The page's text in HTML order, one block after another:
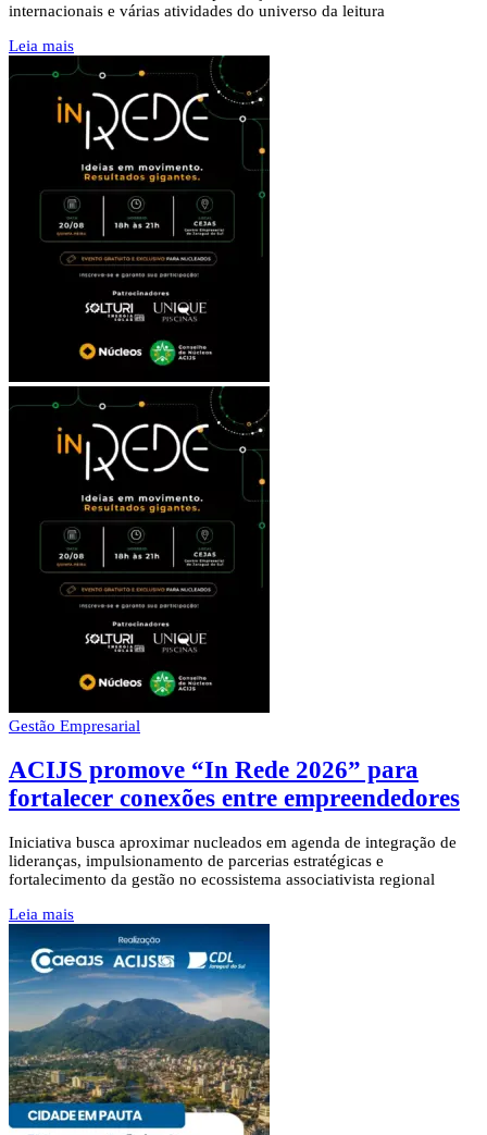
internacionais e várias atividades do universo da leitura
Leia mais
Gestão Empresarial
ACIJS promove “In Rede 2026” para
fortalecer conexões entre empreendedores
Iniciativa busca aproximar nucleados em agenda de integração de
lideranças, impulsionamento de parcerias estratégicas e
fortalecimento da gestão no ecossistema associativista regional
Leia mais